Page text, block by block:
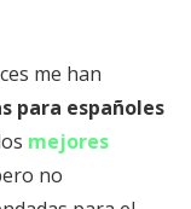
me han
para españoles
mejores
no